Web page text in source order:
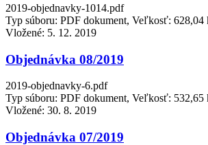
2019-objednavky-1014.pdf
Typ súboru: PDF dokument, Veľkosť: 628,04
Vložené: 5. 12. 2019
Objednávka 08/2019
2019-objednavky-6.pdf
Typ súboru: PDF dokument, Veľkosť: 532,65
Vložené: 30. 8. 2019
Objednávka 07/2019